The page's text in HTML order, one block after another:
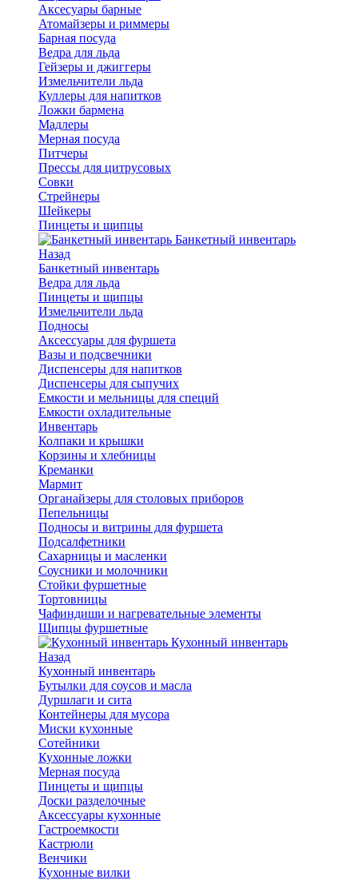
Аксесуары барные
Атомайзеры и риммеры
Барная посуда
Ведра для льда
Гейзеры и джиггеры
Измельчители льда
Куллеры для напитков
Ложки бармена
Мадлеры
Мерная посуда
Питчеры
Прессы для цитрусовых
Совки
Стрейнеры
Шейкеры
Пинцеты и щипцы
Банкетный инвентарь
Назад
Банкетный инвентарь
Ведра для льда
Пинцеты и щипцы
Измельчители льда
Подносы
Аксессуары для фуршета
Вазы и подсвечники
Диспенсеры для напитков
Диспенсеры для сыпучих
Емкости и мельницы для специй
Емкости охладительные
Инвентарь
Колпаки и крышки
Корзины и хлебницы
Креманки
Мармит
Органайзеры для столовых приборов
Пепельницы
Подносы и витрины для фуршета
Подсалфетники
Сахарницы и масленки
Соусники и молочники
Стойки фуршетные
Тортовницы
Чафиндиши и нагревательные элементы
Щипцы фуршетные
Кухонный инвентарь
Назад
Кухонный инвентарь
Бутылки для соусов и масла
Дуршлаги и сита
Контейнеры для мусора
Миски кухонные
Сотейники
Кухонные ложки
Мерная посуда
Пинцеты и щипцы
Доски разделочные
Аксессуары кухонные
Гастроемкости
Кастрюли
Венчики
Кухонные вилки